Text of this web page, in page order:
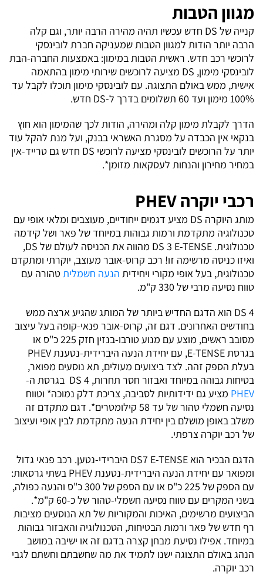
מגוון הטבות
קנייה של DS חדש עכשיו תהיה מהירה הרבה יותר, וגם קלה
הרבה יותר הודות למגוון הטבות שמעניקה חברת לובינסקי
לרוכשי רכב חדש. ראשית הטבות במימון: באמצעות החברה-הבת
לובינסקי מימון, DS מציעה לרוכשים שירותי מימון בהתאמה
אישית, ממש באולם התצוגה. עם לובינסקי מימון תוכלו לקבל עד
100% מימון ועד 60 תשלומים בדרך ל-DS חדש.
הדרך לקבלת מימון קלה ומהירה, הודות לכך שהמימון הוא חוץ
בנקאי אין הכבדה על מסגרת האשראי בבנק, ועל מנת להקל עוד
יותר על הרוכשים לובינסקי מציעה לרוכשי DS חדש גם טרייד-אין
במחיר מחירון והנחות לעסקאות מזומן*.
רכבי יוקרה PHEV
מותג היוקרה DS מציע דגמים ייחודיים, מעוצבים ומלאי אופי עם
טכנולוגיה מתקדמת ורמות גבוהות במיוחד של פאר ושל קידמה
טכנולוגית. DS 3 E-TENSE מהווה את הכניסה לעולם של DS,
ואיזו כניסה מרשימה זו! רכב קרוס-אובר מעוצב, יוקרתי ומתקדם
טכנולוגית, בעל אופי מקורי ויחידית הנעה חשמליתטהורה עם
טווח נסיעה מרבי של 330 ק"מ.
DS 4 הוא הדגם החדיש ביותר של המותג שהגיע ארצה ממש
בחודשים האחרונים. דגם זה, קרוס-אובר פנאי-קופה בעל עיצוב
מסובב ראשים, מוצע עם מנוע טורבו-בנזין חזק 225 כ"ס או
בגרסת E-TENSE, עם יחידת הנעה היברידית-נטענת PHEV
בעלת הספק זהה. לצד ביצועים מעולים, תא נוסעים מפואר,
בטיחות גבוהה במיוחד ואבזור חסר תחרות, DS 4 בגרסת ה-
PHEV מציע גם ידידותיות לסביבה, צריכת דלק נמוכה* וטווח
נסיעה חשמלי טהור של עד 58 קילומטרים*. דגם מתקדם זה
משלב באופן מושלם בין יחידת הנעה מתקדמת לבין אופי ועיצוב
של רכב יוקרה צרפתי.
הדגם הבכיר הוא DS7 E-TENSE היברידי-נטען. רכב פנאי גדול
ומפואר עם יחידת הנעה היברידית-נטענת PHEV בשתי גרסאות:
עם הספק של 225 כ"ס או עם הספק של 300 כ"ס והנעה כפולה,
בשני המקרים עם טווח נסיעה חשמלי-טהור של כ-60 ק"מ*.
הביצועים מרשימים, האיכות והמקוריות של תא הנוסעים מציבות
רף חדש של פאר ורמות הבטיחות, הטכנולוגיה והאבזור גבוהות
במיוחד. אפילו נסיעת מבחן קצרה בדגם זה או ישיבה במושב
הנהג באולם התצוגה ישנו לתמיד את מה שחשבתם וחשתם לגבי
רכב יוקרה.